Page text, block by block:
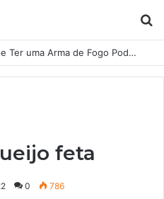
Nunca Diga Nunca: Por Que Ter uma Arma de Fogo Pode se Tornar uma Necessidade em Diferentes Momentos da Vida
feta
0 786